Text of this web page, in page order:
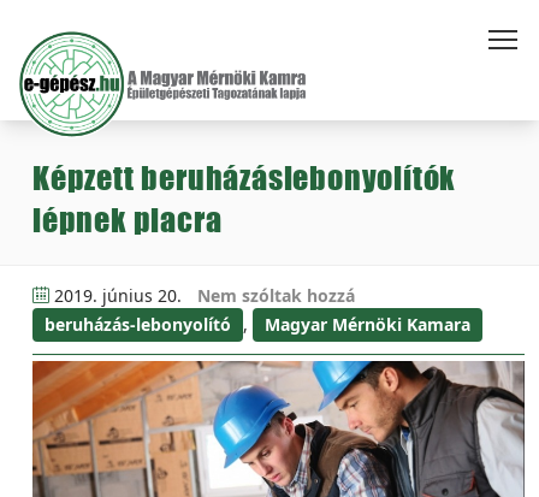
Képzett beruházáslebonyolítók
lépnek piacra
2019. június 20.
Nem szóltak hozzá
beruházás-lebonyolító
, Magyar Mérnöki Kamara